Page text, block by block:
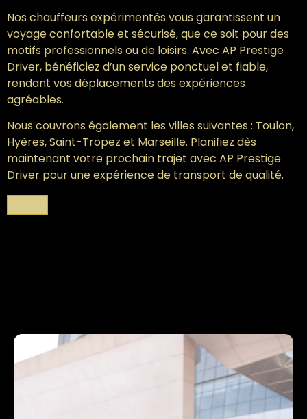
Nos chauffeurs expérimentés vous garantissent un
voyage confortable et sécurisé, que ce soit pour des
motifs professionnels ou de loisirs. Avec AP Prestige
Driver, bénéficiez d’un service ponctuel et fiable,
rendant vos déplacements des expériences
agréables.
Nous couvrons également les villes suivantes : Toulon,
Hyères, Saint-Tropez et Marseille. Planifiez dès
maintenant votre prochain trajet avec AP Prestige
Driver pour une expérience de transport de qualité.